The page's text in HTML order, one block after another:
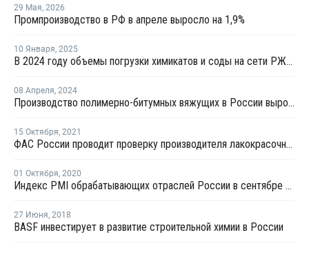
29 Мая, 2026
Промпроизводство в РФ в апреле выросло на 1,9%
10 Января, 2025
В 2024 году объемы погрузки химикатов и соды на сети РЖД снизились на 2,6%
08 Апреля, 2024
Производство полимерно-битумных вяжущих в России выросло на 15% за 2023 год
15 Октября, 2021
ФАС России проводит проверку производителя лакокрасочных материалов BASF
01 Октября, 2020
Индекс PMI обрабатывающих отраслей России в сентябре снизился до 48,9 пункта
27 Июня, 2018
BASF инвестирует в развитие строительной химии в России